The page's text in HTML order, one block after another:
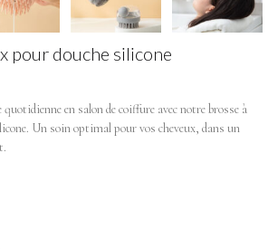
pour douche silicone
en salon de coiffure avec notre brosse à
Un soin optimal pour vos cheveux, dans un